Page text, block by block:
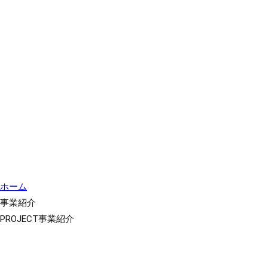
ホーム
事業紹介
PROJECT事業紹介